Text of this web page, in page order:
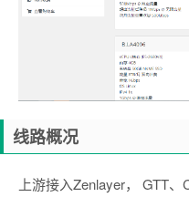
线路概况
上游接入Zenlayer， GTT